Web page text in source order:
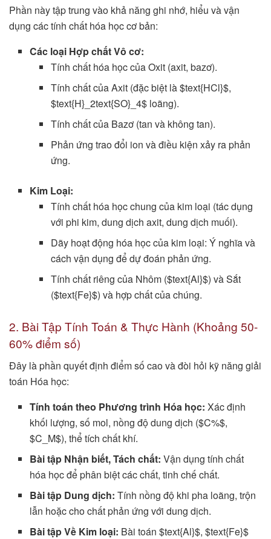
Phần này tập trung vào khả năng ghi nhớ, hiểu và vận
dụng các tính chất hóa học cơ bản:
Các loại Hợp chất Vô cơ:
Tính chất hóa học của Oxit (axit, bazơ).
Tính chất của Axit (đặc biệt là $text{HCl}$,
$text{H}_2text{SO}_4$ loãng).
Tính chất của Bazơ (tan và không tan).
Phản ứng trao đổi ion và điều kiện xảy ra phản
ứng.
Kim Loại:
Tính chất hóa học chung của kim loại (tác dụng
với phi kim, dung dịch axit, dung dịch muối).
Dãy hoạt động hóa học của kim loại: Ý nghĩa và
cách vận dụng để dự đoán phản ứng.
Tính chất riêng của Nhôm ($text{Al}$) và Sắt
($text{Fe}$) và hợp chất của chúng.
2. Bài Tập Tính Toán & Thực Hành (Khoảng 50-
60% điểm số)
Đây là phần quyết định điểm số cao và đòi hỏi kỹ năng giải
toán Hóa học:
Tính toán theo Phương trình Hóa học: Xác định
khối lượng, số mol, nồng độ dung dịch ($C%$,
$C_M$), thể tích chất khí.
Bài tập Nhận biết, Tách chất: Vận dụng tính chất
hóa học để phân biệt các chất, tinh chế chất.
Bài tập Dung dịch: Tính nồng độ khi pha loãng, trộn
lẫn hoặc cho chất phản ứng với dung dịch.
Bài tập Về Kim loại: Bài toán $text{Al}$, $text{Fe}$